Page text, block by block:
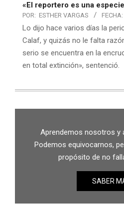
«El reportero es una
POR: ESTHER VARGAS FECHA:
Lo dijo hace varios días la
Calaf, y quizás no le falta
serio se encuentra en la
en total extinción», sentenció.
Aprendemos nosotros y
Podemos equivocarnos,
propósito de no
SABER